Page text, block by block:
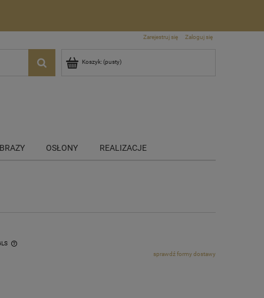
Zarejestruj się Zaloguj się
Koszyk:(pusty)
OSŁONY REALIZACJE
sprawdź formy dostawy